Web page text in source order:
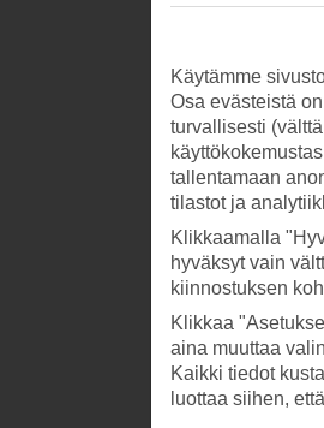
Käytämme
Osa evästeistä
turvallisesti
tallentamaan
tilastot ja
Klikkaamalla
hyväksyt vain
kiinnostuksen
Klikkaa
aina muuttaa
Kaikki tiedot
luottaa siihen,